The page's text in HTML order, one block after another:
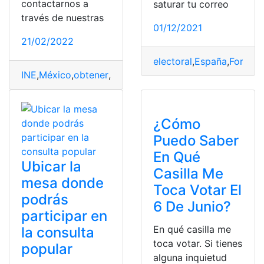
contactarnos a
través de nuestras
21/02/2022
INE,México,obtener, trámites
saturar tu correo
01/12/2021
electoral,España,
Ubicar la
mesa donde
podrás
participar en
la consulta
popular
¿Cómo
Puedo Saber
En Qué
Casilla Me
Toca Votar El
6 De Junio?
En qué casilla me
toca votar. Si tienes
alguna inquietud